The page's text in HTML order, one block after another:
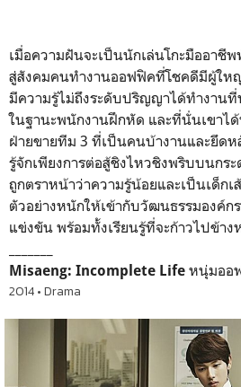
เมื่อความฝันจะเป็นนักเล่นโกะมืออาชีพ
สู่สังคมคนทำงานออฟฟิคที่โชคดีมีผู้ให
มีความรู้ไม่ถึงระดับปริญญาได้ทำงาน
ในฐานะพนักงานฝึกหัด และที่นั่นเขาไ
ฝ่ายขายทีม 3 ที่เป็นคนบ้างานและยึดห
รู้จักเพียงการต่อสู้ชิงไหวชิงพริบบนกร
ถูกตราหน้าว่าความรู้น้อยและเป็นเด็กเ
ตัวอย่างหนักให้เข้ากับวัฒนธรรมองค์ก
แข่งขัน พร้อมทั้งเรียนรู้ที่จะก้าวไปข้าง
Misaeng: Incomplete Life หนุ่มออ
2014 • Drama